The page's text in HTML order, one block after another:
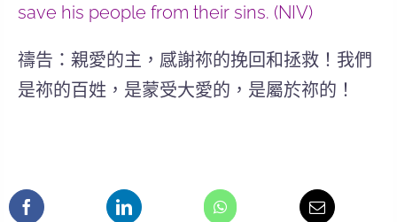
save his people from their sins. (NIV)
禱告：親愛的主，感謝祢的挽回和拯救！我們
是祢的百姓，是蒙受大愛的，是屬於祢的！